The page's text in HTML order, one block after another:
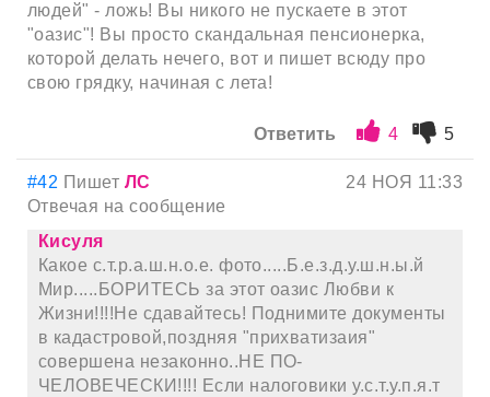
людей" - ложь! Вы никого не пускаете в этот
"оазис"! Вы просто скандальная пенсионерка,
которой делать нечего, вот и пишет всюду про
свою грядку, начиная с лета!
Ответить 4 5
#42 Пишет ЛС
24 НОЯ 11:33
Отвечая на сообщение
Кисуля
Какое с.т.р.а.ш.н.о.е. фото.....Б.е.з.д.у.ш.н.ы.й
Мир.....БОРИТЕСЬ за этот оазис Любви к
Жизни!!!!Не сдавайтесь! Поднимите документы
в кадастровой,поздняя "прихватизаия"
совершена незаконно..НЕ ПО-
ЧЕЛОВЕЧЕСКИ!!!! Если налоговики у.с.т.у.п.я.т